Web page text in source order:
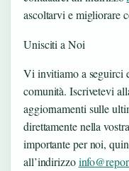
ascoltarvi e migliorare
Unisciti a Noi
Vi invitiamo a seguirci
comunità. Iscrivetevi
aggiornamenti sulle
direttamente nella
importante per noi,
all’indirizzo